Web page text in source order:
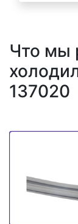
Что мы
137020